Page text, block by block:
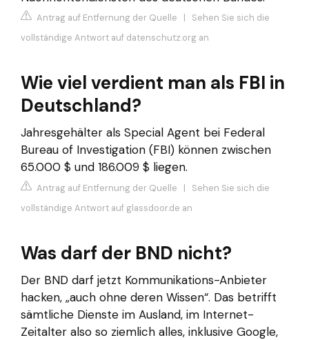
Antrag auf Entfernung der Quelle | Sehen Sie sich die
vollständige Antwort auf datenschutz.org an
Wie viel verdient man als FBI in
Deutschland?
Jahresgehälter als Special Agent bei Federal
Bureau of Investigation (FBI) können zwischen
65.000 $ und 186.009 $ liegen.
Antrag auf Entfernung der Quelle | Sehen Sie sich die
vollständige Antwort auf glassdoor.de an
Was darf der BND nicht?
Der BND darf jetzt Kommunikations-Anbieter
hacken, „auch ohne deren Wissen“. Das betrifft
sämtliche Dienste im Ausland, im Internet-
Zeitalter also so ziemlich alles, inklusive Google,